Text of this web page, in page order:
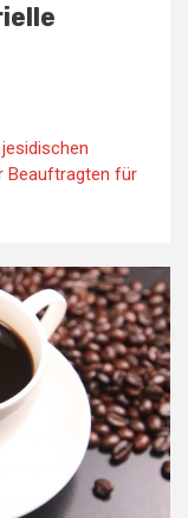
Beauftragten für